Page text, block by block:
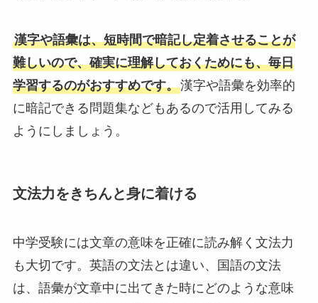
漢字や語彙は、短時間で暗記し定着させることが
難しいので、確実に理解しておくためにも、毎日
学習するのがおすすめです。漢字や語彙を効率的
に暗記できる問題集などもあるので活用してみる
ようにしましょう。
文法力をきちんと身に着ける
中学受験には文章の意味を正確に読み解く文法力
も大切です。英語の文法とは違い、国語の文法
は、語彙が文章中に出てきた時にどのような意味